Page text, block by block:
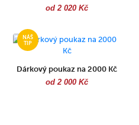
od 2 020 Kč
Dárkový poukaz na 2000 Kč
od 2 000 Kč